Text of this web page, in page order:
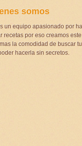
somos
un equipo apasionado por
recetas por eso creamos
la comodidad de buscar
hacerla sin secretos.